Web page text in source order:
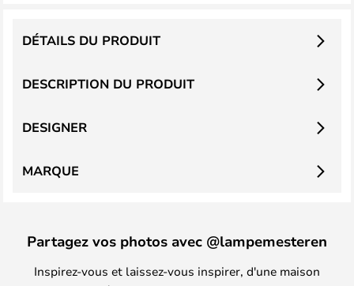
DESCRIPTION DU PRODUIT
DÉTAILS DU PRODUIT
DESIGNER
MARQUE
Partagez vos photos avec @lampemesteren
Inspirez-vous et laissez-vous inspirer, d'une maison